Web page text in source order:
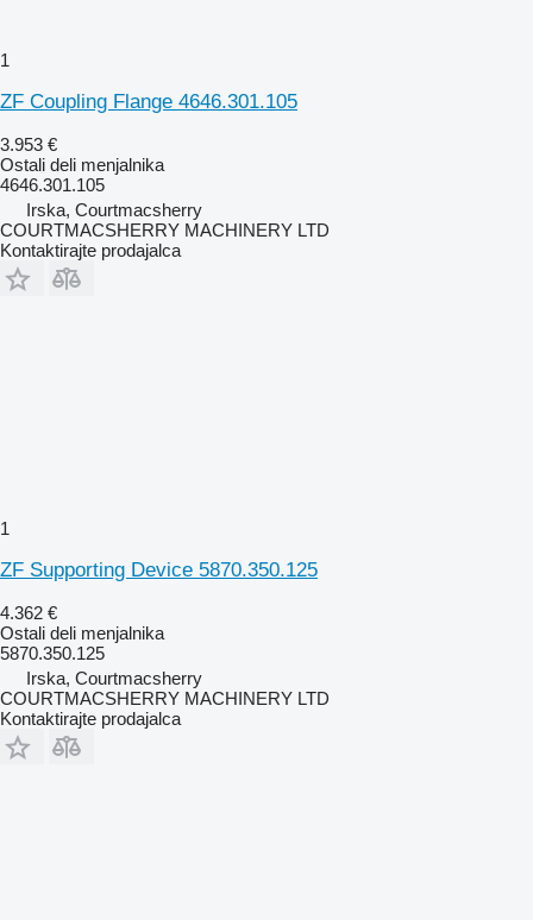
1
ZF Coupling Flange 4646.301.105
3.953 €
Ostali deli menjalnika
4646.301.105
Irska, Courtmacsherry
COURTMACSHERRY MACHINERY LTD
Kontaktirajte prodajalca
1
ZF Supporting Device 5870.350.125
4.362 €
Ostali deli menjalnika
5870.350.125
Irska, Courtmacsherry
COURTMACSHERRY MACHINERY LTD
Kontaktirajte prodajalca